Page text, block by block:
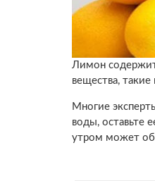
Лимон
вещества,
Многие
воды, оставьте
утром может